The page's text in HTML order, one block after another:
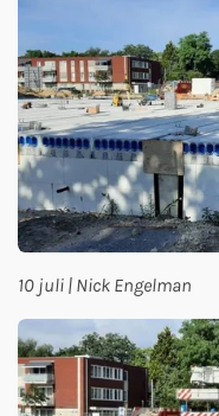
10 juli | Nick Engelman